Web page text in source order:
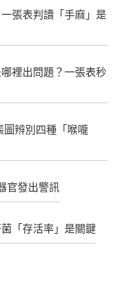
張表判讀「手麻」是
裡出問題？一張表秒
圖辨別四種「喉嚨
官發出警訊
「存活率」是關鍵